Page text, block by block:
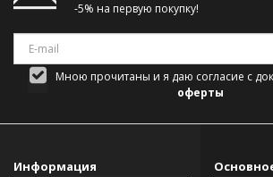
-5% на первую покупку!
Мною прочитаны и я даю согласие с
оферты
Информация